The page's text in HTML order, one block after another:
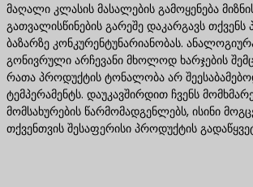
მაღალი კლასის მასალების გამოყენება
გათვალისწინების გარეშე დაკარგავს
ბაზარზე კონკურენტუნარიანობას.
გონივრული არჩევანი მხოლოდ ხარჯების
რათა პროდუქტის ტონალობა არ
ტემპერამენტს. დაუკავშირდით ჩვენს
მომსახურების წარმომადგენლებს, ისინი
თქვენთვის შესაფერისი პროდუქტის